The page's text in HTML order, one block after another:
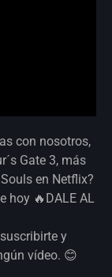
con nosotros,
Gate 3, más
en Netflix?
hoy 🔥DALE AL
y
vídeo. 😊